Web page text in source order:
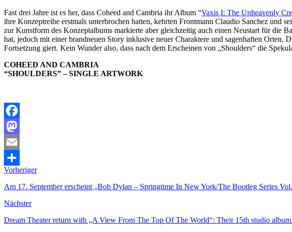
Fast drei Jahre ist es her, dass Coheed and Cambria ihr Album “Vaxis I: The Unheavenly
ihre Konzeptreihe erstmals unterbrochen hatten, kehrten Frontmann Claudio Sanchez
zur Kunstform des Konzeptalbums markierte aber gleichzeitig auch einen Neustart für die
hat, jedoch mit einer brandneuen Story inklusive neuer Charaktere und sagenhaften
Fortsetzung giert. Kein Wunder also, dass nach dem Erscheinen von „Shoulders“ die
COHEED AND CAMBRIA
“SHOULDERS” – SINGLE ARTWORK
Facebook
Mastodon
Email
Teilen
Vorheriger
Am 17. September erscheint „Bob Dylan – Springtime In New York/The Bootleg Series
Nächster
Dream Theater return with „A View From The Top Of The World“: Their 15th studio album